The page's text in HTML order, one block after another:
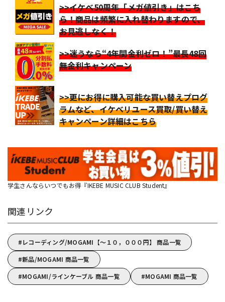
>>イケベ50周年「メガ値引き」はこち
ら！商品は頻繁に入れ替わりますので、
お見逃しなく！
>>迷うなら“4年間金利ゼロ！”最長48回
無金利キャンペーン
>>更にお得に購入可能な買い替えプログ
ラムなど、イケベリユース買取/買い替え
キャンペーン詳細はこちら
学生さんならいつでもお得『IKEBE MUSIC CLUB Student』
関連リンク
レコーディング/MOGAMI【～１０，０００円】 商品一覧
新品/MOGAMI 商品一覧
MOGAMI/ラインケーブル 商品一覧
MOGAMI 商品一覧